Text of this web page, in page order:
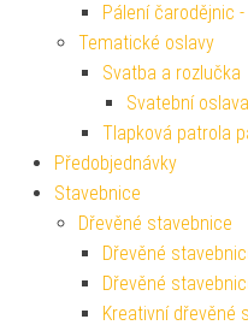
Pálení čarodějnic
Tematické oslavy
Svatba a rozlučka
Svatební oslava
Tlapková patrola
Předobjednávky
Stavebnice
Dřevěné stavebnice
Dřevěné
Dřevěné
Kreativní dřevěné